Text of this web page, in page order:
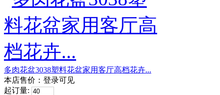
多肉花盆3038塑料花盆家用客厅高档花卉...
本店售价： 登录可见
起订量: